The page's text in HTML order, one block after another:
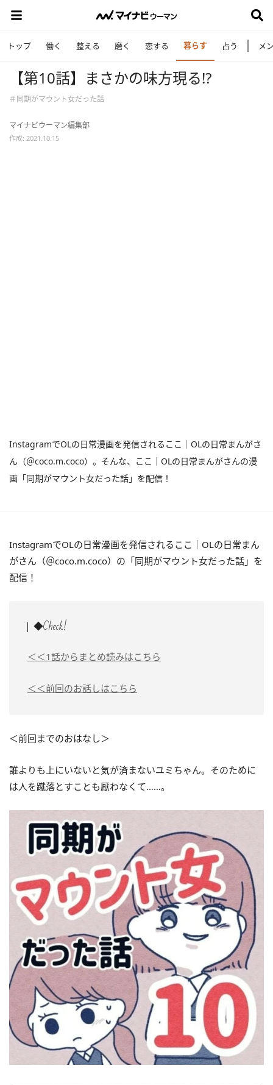
トップ 働く 整える 磨く 恋する 暮らす 占う メ
【第10話】まさかの味方現る!?
＃同期がマウント女だった話
マイナビウーマン編集部
作成: 2021.10.15
InstagramでOLの日常漫画を発信されるここ｜OLの日常まんがさ
ん（＠coco.m.coco）。そんな、ここ｜OLの日常まんがさんの漫
画「同期がマウント女だった話」を配信！
InstagramでOLの日常漫画を発信されるここ｜OLの日常まん
がさん（＠coco.m.coco）の「同期がマウント女だった話」を
配信！
◆Check!
＜＜1話からまとめ読みはこちら
＜＜前回のお話しはこちら
＜前回までのおはなし＞
誰よりも上にいないと気が済まないユミちゃん。そのために
は人を蹴落とすことも厭わなくて……。